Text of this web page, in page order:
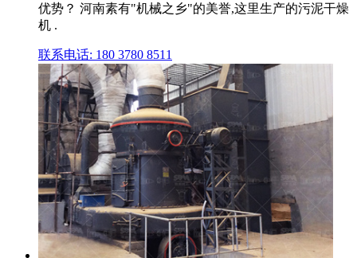
优势？ 河南素有"机械之乡"的美誉,这里生产的污泥干燥
机 .
联系电话: 180 3780 8511